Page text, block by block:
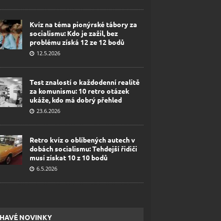
Kvíz na téma pionýrské tábory za
socialismu: Kdo je zažil, bez
problému získá 12 ze 12 bodů
12.5.2026
Test znalostí o každodenní realitě
za komunismu: 10 retro otázek
ukáže, kdo má dobrý přehled
23.6.2026
Retro kvíz o oblíbených autech v
dobách socialismu: Tehdejší řidiči
musí získat 10 z 10 bodů
6.5.2026
NOVINKY